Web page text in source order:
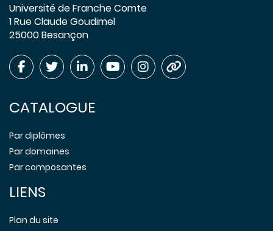
Université de Franche Comte
1 Rue Claude Goudimel
25000 Besançon
CATALOGUE
Par diplômes
Par domaines
Par composantes
LIENS
Plan du site